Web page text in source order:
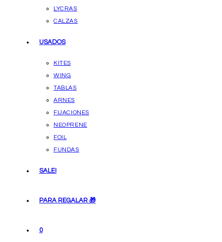
LYCRAS
CALZAS
USADOS
KITES
WING
TABLAS
ARNES
FIJACIONES
NEOPRENE
FOIL
FUNDAS
SALE!
PARA REGALAR 🎁
0